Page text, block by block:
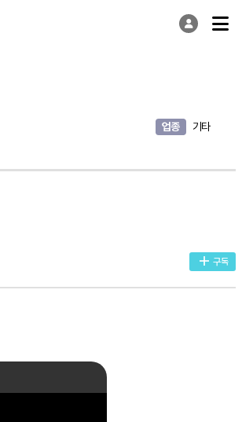
업종 기타
구독